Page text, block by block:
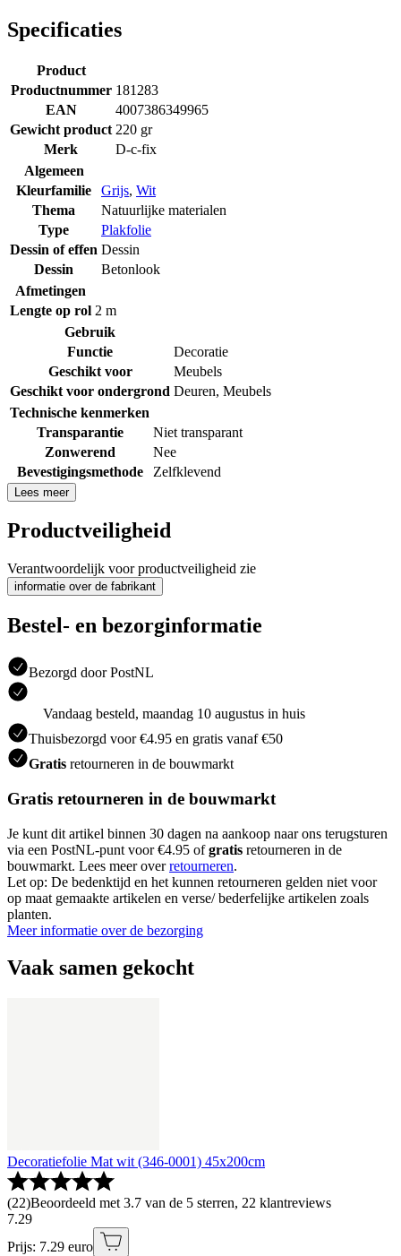
Specificaties
Product
Productnummer 181283
EAN
4007386349965
Gewicht product 220 gr
Merk
D-c-fix
Algemeen
Kleurfamilie
Grijs, Wit
Thema
Natuurlijke materialen
Type
Plakfolie
Dessin of effen Dessin
Dessin
Betonlook
Afmetingen
Lengte op rol 2 m
Gebruik
Functie
Decoratie
Geschikt voor
Meubels
Geschikt voor ondergrond Deuren, Meubels
Technische kenmerken
Transparantie
Niet transparant
Zonwerend
Nee
Bevestigingsmethode
Zelfklevend
Lees meer
Productveiligheid
Verantwoordelijk voor productveiligheid zie
informatie over de fabrikant
Bestel- en bezorginformatie
Bezorgd door PostNL
Vandaag besteld, maandag 10 augustus in huis
Thuisbezorgd voor €4.95 en gratis vanaf €50
Gratis retourneren in de bouwmarkt
Gratis retourneren in de bouwmarkt
Je kunt dit artikel binnen 30 dagen na aankoop naar ons terugsturen
via een PostNL-punt voor €4.95 ofgratis retourneren in de
bouwmarkt. Lees meer overretourneren.
Let op: De bedenktijd en het kunnen retourneren gelden niet voor
op maat gemaakte artikelen en verse/ bederfelijke artikelen zoals
planten.
Meer informatie over de bezorging
Vaak samen gekocht
Decoratiefolie Mat wit (346-0001) 45x200cm
(22)Beoordeeld met 3.7 van de 5 sterren, 22 klantreviews
7.29
Prijs: 7.29 euro